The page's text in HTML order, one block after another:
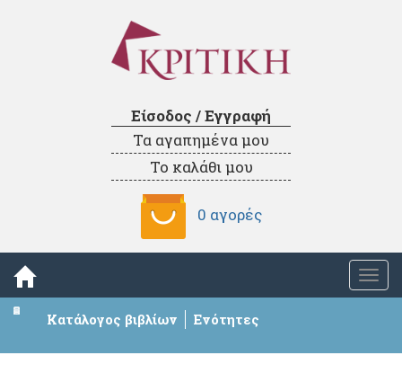
Είσοδος / Εγγραφή
Τα αγαπημένα μου
Το καλάθι μου
0 αγορές
Κατάλογος βιβλίων Ενότητες